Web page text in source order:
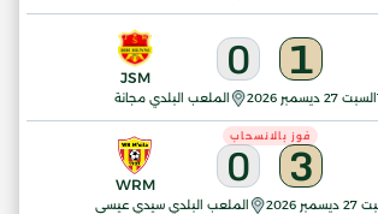
السبت 27 ديسمبر 2026 الملعب البلدي مجانة
1
0
JSM
2026 الملعب البلدي سيدي عيسى
3
0
فوز بالانسحاب
WRM